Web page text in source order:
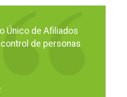
Único de Afiliados
de personas